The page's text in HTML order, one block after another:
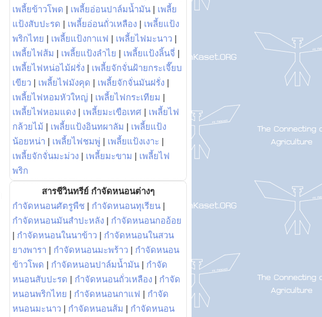
เพลี้ยข้าวโพด | เพลี้ยอ่อนปาล์มน้ำมัน | เพลี้ย
แป้งสับปะรด | เพลี้ยอ่อนถั่วเหลือง | เพลี้ยแป้ง
พริกไทย | เพลี้ยแป้งกาแฟ | เพลี้ยไฟมะนาว |
เพลี้ยไฟส้ม | เพลี้ยแป้งลำไย | เพลี้ยแป้งลิ้นจี่ |
เพลี้ยไฟหน่อไม้ฝรั่ง | เพลี้ยจักจั่นฝ้ายกระเจี๊ยบ
เขียว | เพลี้ยไฟมังคุด | เพลี้ยจักจั่นมันฝรั่ง |
เพลี้ยไฟหอมหัวใหญ่ | เพลี้ยไฟกระเทียม |
เพลี้ยไฟหอมแดง | เพลี้ยมะเขือเทศ | เพลี้ยไฟ
กล้วยไม้ | เพลี้ยแป้งอินทผาลัม | เพลี้ยแป้ง
น้อยหน่า | เพลี้ยไฟชมพู่ | เพลี้ยแป้งเงาะ |
เพลี้ยจักจั่นมะม่วง | เพลี้ยมะขาม | เพลี้ยไฟ
พริก
สารชีวินทรีย์ กำจัดหนอนต่างๆ
กำจัดหนอนศัตรูพืช | กำจัดหนอนทุเรียน |
กำจัดหนอนมันสำปะหลัง | กำจัดหนอนกออ้อย
| กำจัดหนอนในนาข้าว | กำจัดหนอนในสวน
ยางพารา | กำจัดหนอนมะพร้าว | กำจัดหนอน
ข้าวโพด | กำจัดหนอนปาล์มน้ำมัน | กำจัด
หนอนสับปะรด | กำจัดหนอนถั่วเหลือง | กำจัด
หนอนพริกไทย | กำจัดหนอนกาแฟ | กำจัด
หนอนมะนาว | กำจัดหนอนส้ม | กำจัดหนอน